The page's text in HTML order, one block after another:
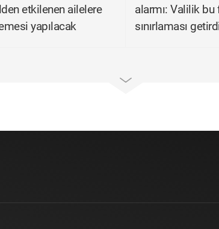
etkilenen ailelere
yapılacak
alarmı: Valilik
sınırlaması